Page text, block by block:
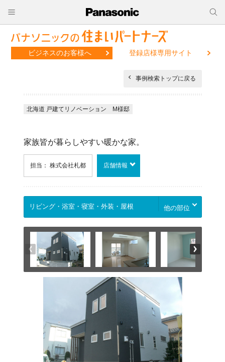
ビジネスのお客様へ 登録店様専用サイト
事例検索トップに戻る
北海道 戸建てリノベーション M様邸
家族皆が暮らしやすい暖かな家。
担当： 株式会社札都 店舗情報
他の部位